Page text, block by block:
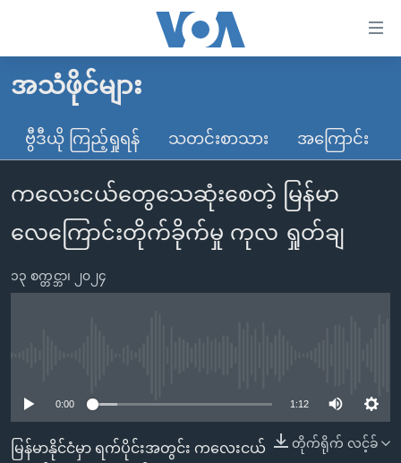
လွယ်ကူ
သည့်
များ
ပင်မ
သို့
စာမျက်နှာ
မူလစာမျက်နှာ
မြန်မာ
ကမ္ဘာ့သတင်းများ
နိုင်ငံတကာ
အမေရိကန်
အစ္စရေး-ပါလက်စတိုင်း
ဗွီဒီယို
သတင်းလွတ်လပ်ခွင့်
ရပ်ဝန်းတခု လမ်းတခု အလွန်
အင်္ဂလိပ်စာလေ့လာမယ်
အသံဖိုင်များ
ဗွီဒီယို ကြည့်ရှုရန် သတင်းစာသား အကြောင်း
ကလေးငယ်တွေသေဆုံးစေတဲ့ မြန်မာ
လေကြောင်းတိုက်ခိုက်မှု ကုလ ရှုတ်ချ
၁၃ စက္တင္ဘာ၊ ၂၀၂၄
0:00 1:12
တိုက်ရိုက် လင့်ခ်
မြန်မာနိုင်ငံမှာ ရက်ပိုင်းအတွင်း ကလေးငယ်